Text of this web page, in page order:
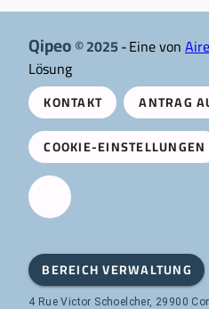
Qipeo© 2025 -Eine von
Lösung
KONTAKT
ANTRAG
COOKIE-EINSTELLUNGEN
BEREICH VERWALTUNG
4 Rue Victor Schoelcher, 29900